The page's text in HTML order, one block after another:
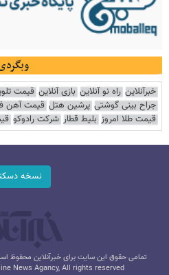
خبرآنلاین راه نو آنلاین بازی آنلاین قیمت
جراح بینی گوشتی پرشین هتل قیمت آهن
قیمت طلا امروز بلیط قطار شرکت رادوکو
نسخه
تمامی حقوق این سایت برای خبرآنلاین محفوظ
News Agancy, All rights reserved